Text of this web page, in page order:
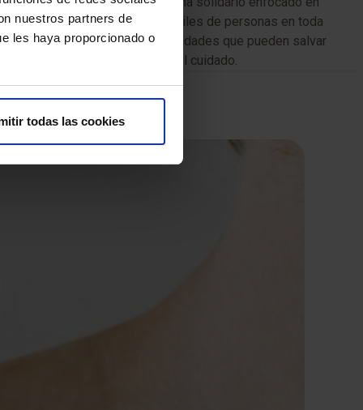
nuestros partners de
les haya proporcionado o
todas las cookies
iniciativa ha beneficiado a miles de personas en toda
empoderándolos con habilidades que pueden salvar
activa y comprometida con el cuidado.